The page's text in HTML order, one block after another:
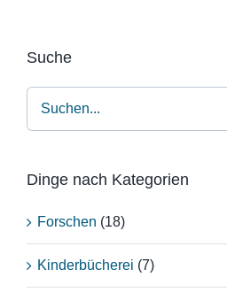
Suche
Dinge nach Kategorien
Forschen (18)
Kinderbücherei (7)